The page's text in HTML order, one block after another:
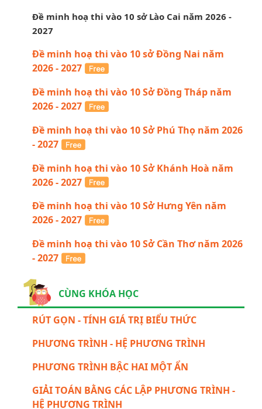
Đề minh hoạ thi vào 10 sở Lào Cai năm 2026 -
2027
Đề minh hoạ thi vào 10 sở Đồng Nai năm
2026 - 2027
Đề minh hoạ thi vào 10 Sở Đồng Tháp năm
2026 - 2027
Đề minh hoạ thi vào 10 Sở Phú Thọ năm 2026
- 2027
Đề minh hoạ thi vào 10 Sở Khánh Hoà năm
2026 - 2027
Đề minh hoạ thi vào 10 Sở Hưng Yên năm
2026 - 2027
Đề minh hoạ thi vào 10 Sở Cần Thơ năm 2026
- 2027
CÙNG KHÓA HỌC
RÚT GỌN - TÍNH GIÁ TRỊ BIỂU THỨC
PHƯƠNG TRÌNH - HỆ PHƯƠNG TRÌNH
PHƯƠNG TRÌNH BẬC HAI MỘT ẨN
GIẢI TOÁN BẰNG CÁC LẬP PHƯƠNG TRÌNH -
HỆ PHƯƠNG TRÌNH